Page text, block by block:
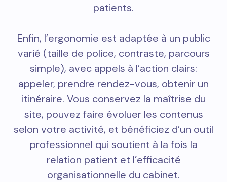
patients.
Enfin, l’ergonomie est adaptée à un public
varié (taille de police, contraste, parcours
simple), avec appels à l’action clairs:
appeler, prendre rendez-vous, obtenir un
itinéraire. Vous conservez la maîtrise du
site, pouvez faire évoluer les contenus
selon votre activité, et bénéficiez d’un outil
professionnel qui soutient à la fois la
relation patient et l’efficacité
organisationnelle du cabinet.